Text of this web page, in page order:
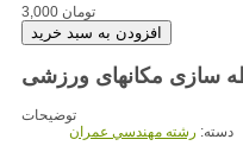
3,000 تومان
توضیحات
دسته: رشته مهندسي عمران